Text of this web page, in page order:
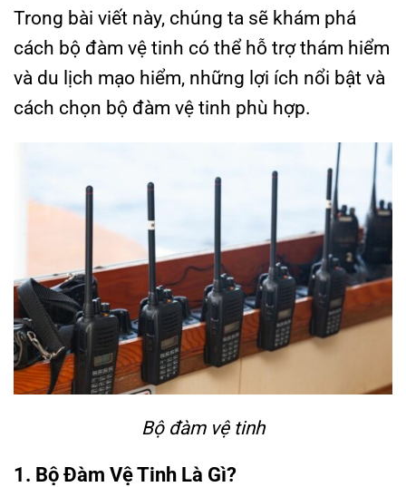
Trong bài viết này, chúng ta sẽ khám phá
cách bộ đàm vệ tinh có thể hỗ trợ thám hiểm
và du lịch mạo hiểm, những lợi ích nổi bật và
cách chọn bộ đàm vệ tinh phù hợp.
Bộ đàm vệ tinh
1. Bộ Đàm Vệ Tinh Là Gì?